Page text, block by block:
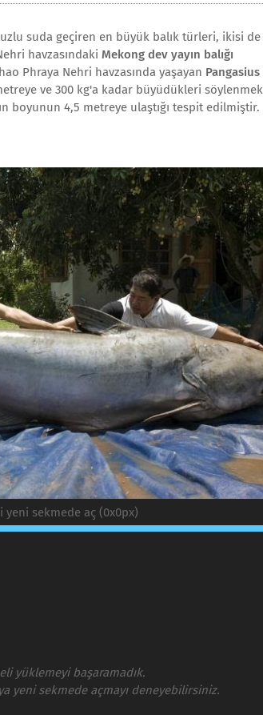
suda geçiren en büyük balık türleri, ikisi de
havzasındaki Mekong dev yayın balığı
Phraya Nehri havzasında yaşayan Pangasius
ve 300 kg'a kadar büyüdükleri
boyunun 4,5 metreye ulaştığı tespit edilmiştir.
yeni sekmede aç (0x0px)
yüklemeyi başaramadık.
yeni sekmede açmayı deneyebilirsiniz.